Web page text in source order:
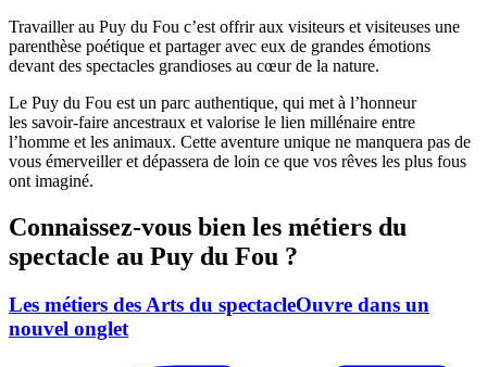
Travailler au Puy du Fou c’est offrir aux visiteurs et visiteuses une
parenthèse poétique et partager avec eux de grandes émotions
devant des spectacles grandioses au cœur de la nature.
Le Puy du Fou est un parc authentique, qui met à l’honneur
les savoir-faire ancestraux et valorise le lien millénaire entre
l’homme et les animaux. Cette aventure unique ne manquera pas de
vous émerveiller et dépassera de loin ce que vos rêves les plus fous
ont imaginé.
Connaissez-vous bien les métiers du
spectacle au Puy du Fou ?
Les métiers des Arts du spectacleOuvre dans un
nouvel onglet